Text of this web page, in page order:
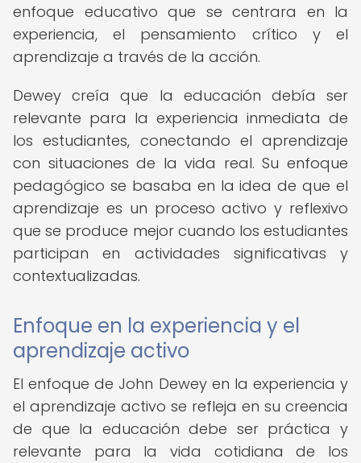
enfoque educativo que se centrara en la
experiencia, el pensamiento crítico y el
aprendizaje a través de la acción.
Dewey creía que la educación debía ser
relevante para la experiencia inmediata de
los estudiantes, conectando el aprendizaje
con situaciones de la vida real. Su enfoque
pedagógico se basaba en la idea de que el
aprendizaje es un proceso activo y reflexivo
que se produce mejor cuando los estudiantes
participan en actividades significativas y
contextualizadas.
Enfoque en la experiencia y el
aprendizaje activo
El enfoque de John Dewey en la experiencia y
el aprendizaje activo se refleja en su creencia
de que la educación debe ser práctica y
relevante para la vida cotidiana de los